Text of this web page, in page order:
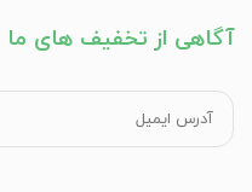
آگاهی از تخفیف های ما